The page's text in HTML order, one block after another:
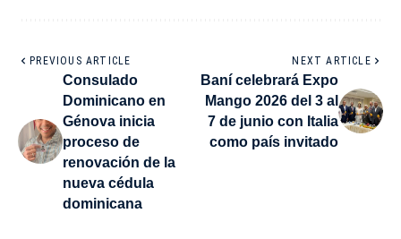
PREVIOUS ARTICLE
Consulado
Dominicano en
Génova inicia
proceso de
renovación de la
nueva cédula
dominicana
NEXT ARTICLE
Baní celebrará Expo
Mango 2026 del 3 al
7 de junio con Italia
como país invitado